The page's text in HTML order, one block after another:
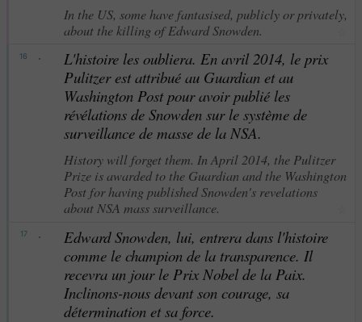
In the US, some have fantasised, publicly or privately,
about the killing of Edward Snowden.
16 ·
L'histoire les oubliera. En avril 2014, le prix
Pulitzer est attribué au Guardian et au
Washington Post pour avoir publié les
révélations de Snowden sur le système de
surveillance de masse de la NSA.
History will forget them. In April 2014, the Pulitzer
Prize is awarded to the Guardian and the Washington
Post for having published Snowden's revelations
about NSA mass surveillance.
17 ·
Edward Snowden, lui, entrera dans l'histoire
comme le champion de la transparence. Il
recevra un jour le Prix Nobel de la Paix.
Inclinons-nous devant son courage, sa
détermination et sa force.